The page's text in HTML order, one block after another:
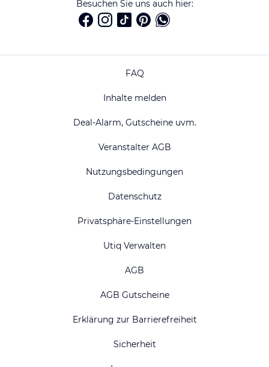
Besuchen Sie uns auch hier:
FAQ
Inhalte melden
Deal-Alarm, Gutscheine uvm.
Veranstalter AGB
Nutzungsbedingungen
Datenschutz
Privatsphäre-Einstellungen
Utiq Verwalten
AGB
AGB Gutscheine
Erklärung zur Barrierefreiheit
Sicherheit